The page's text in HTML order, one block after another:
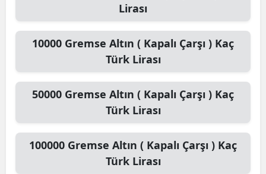
Lirası
10000 Gremse Altın ( Kapalı Çarşı ) Kaç
Türk Lirası
50000 Gremse Altın ( Kapalı Çarşı ) Kaç
Türk Lirası
100000 Gremse Altın ( Kapalı Çarşı ) Kaç
Türk Lirası